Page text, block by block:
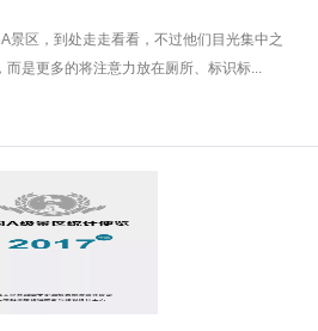
景区，到处走走看看，不过他们目光集中之
是更多的将注意力放在厕所、标识标...